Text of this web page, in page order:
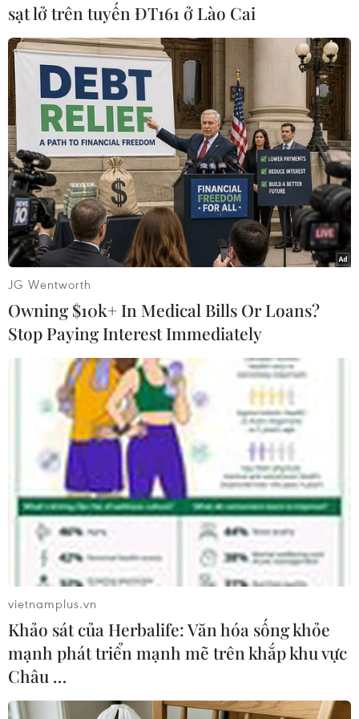
Đối tượng Tạ Văn Sang. (Ảnh: Mạnh Tú/Vietnam+)
Qua đấu tranh, Sang khai nhận, do có thời gian
sinh sống ở tỉnh Cao Bằng và Hà Giang nên học
được cách chế tạo súng của một số người dân
tộc. Về quê không có việc làm, Sang nảy sinh ý
định sản xuất súng để bắn chim. Chỉ với những
bi sắt với khoảng cách trên 20m. Sang cũng khai
nhận đã tự chế được bốn khẩu súng, đã đem
bán ba khẩu với số tiền 1,7 triệu đồng.Công an
huyện Tứ Kỳ đã thu giữ khẩu súng cùng các
dụng cụ dùng để sản xuất súng và đang tập
trung hoàn thiện hồ sơ xử lý theo quy định của
pháp luật./.
(Vietnam+)
sạt lở trên tuyến ĐT161 ở Lào Cai
JG Wentworth
Owning $10k+ In Medical Bills Or Loans?
Stop Paying Interest Immediately
vietnamplus.vn
Khảo sát của Herbalife: Văn hóa sống khỏe
mạnh phát triển mạnh mẽ trên khắp khu vực
Châu …